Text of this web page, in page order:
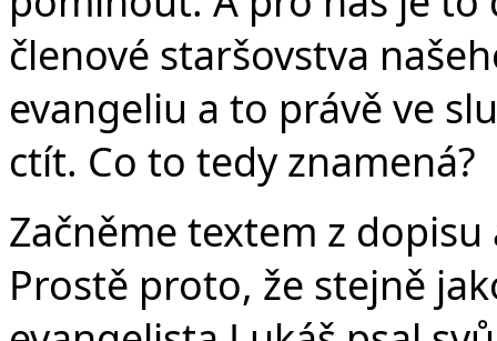
členové staršovstva
evangeliu a to právě ve
ctít. Co to tedy znamená?
Začněme textem z
Prostě proto, že stejně